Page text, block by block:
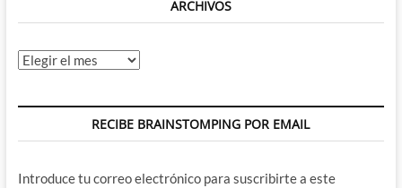
ARCHIVOS
Archivos
RECIBE BRAINSTOMPING POR EMAIL
Introduce tu correo electrónico para suscribirte a este